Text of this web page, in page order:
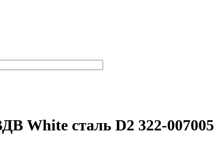
White сталь D2 322-007005